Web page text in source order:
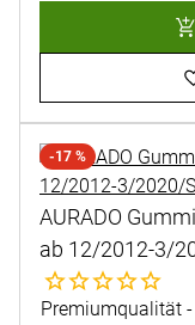
-17 %
AURADO
ab 12/2012-3/
Noch keine
Premiumqualität